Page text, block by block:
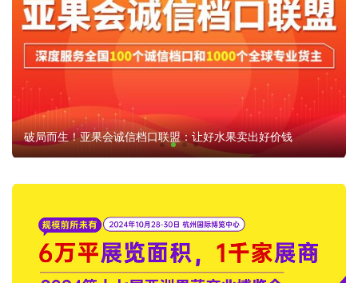
破局而生！亚果会诚信档口联盟：让好水果卖出好价钱